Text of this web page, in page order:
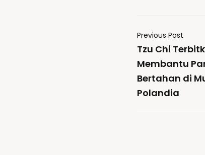
Previous Post
Tzu Chi
Membantu
Bertahan di
Polandia